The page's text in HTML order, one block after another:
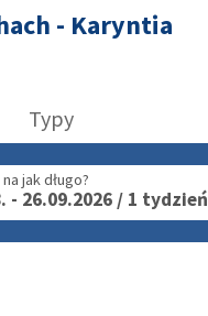
- Karyntia
Typy
jak długo?
- 26.09.2026 / 1 tydzień